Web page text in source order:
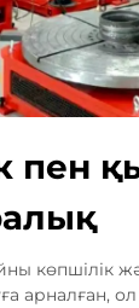
пен
көпшілік
арналған,